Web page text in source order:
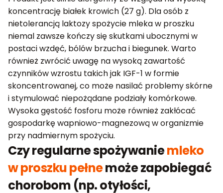
koncentrację białek krowich (27 g). Dla osób z
nietolerancją laktozy spożycie mleka w proszku
niemal zawsze kończy się skutkami ubocznymi w
postaci wzdęć, bólów brzucha i biegunek. Warto
również zwrócić uwagę na wysoką zawartość
czynników wzrostu takich jak IGF-1 w formie
skoncentrowanej, co może nasilać problemy skórne
i stymulować niepożądane podziały komórkowe.
Wysoka gęstość fosforu może również zakłócać
gospodarkę wapniowo-magnezową w organizmie
przy nadmiernym spożyciu.
Czy regularne spożywaniemleko
w proszku pełnemoże zapobiegać
chorobom (np. otyłości,